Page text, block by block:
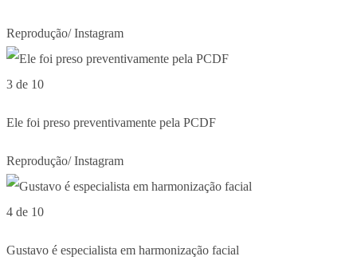
Reprodução/ Instagram
3 de 10
Ele foi preso preventivamente pela PCDF
Reprodução/ Instagram
4 de 10
Gustavo é especialista em harmonização facial